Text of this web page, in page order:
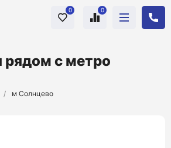
0 0
с метро
/ м Солнцево